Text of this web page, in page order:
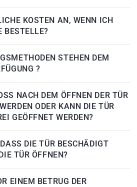
KOSTEN AN, WENN ICH
BESTELLE?
STEHEN DEM
?
NACH DEM ÖFFNEN DER TÜR
ODER KANN DIE TÜR
GEÖFFNET WERDEN?
DIE TÜR BESCHÄDIGT
TÜR ÖFFNEN?
EINEM BETRUG DER